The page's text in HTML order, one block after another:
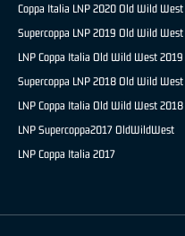
Coppa Italia LNP 2020 Old Wild West
Supercoppa LNP 2019 Old Wild West
LNP Coppa Italia Old Wild West 2019
Supercoppa LNP 2018 Old Wild West
LNP Coppa Italia Old Wild West 2018
LNP Supercoppa2017 OldWildWest
LNP Coppa Italia 2017